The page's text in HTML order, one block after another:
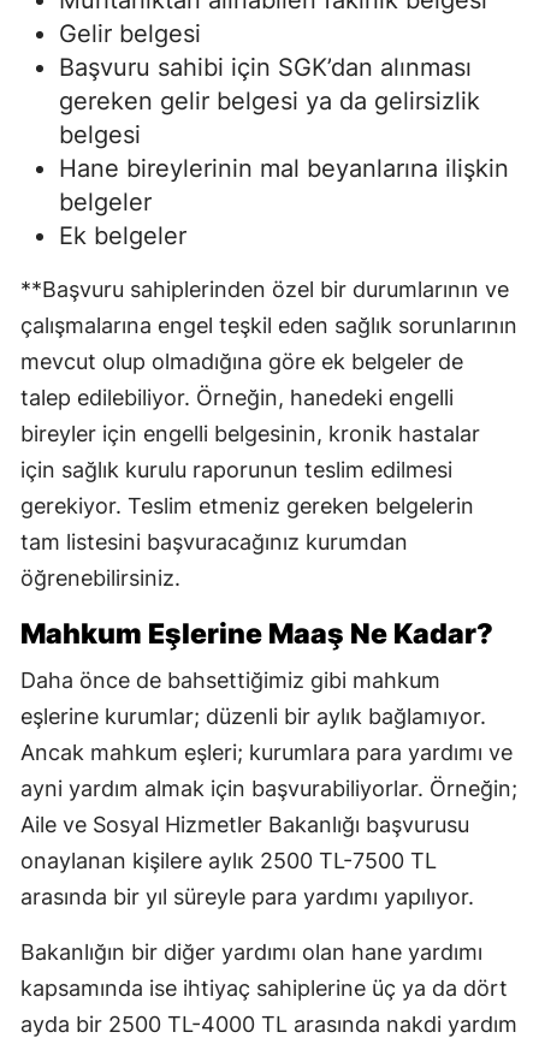
Gelir belgesi
Başvuru sahibi için SGK’dan alınması
gereken gelir belgesi ya da gelirsizlik
belgesi
Hane bireylerinin mal beyanlarına ilişkin
belgeler
Ek belgeler
**Başvuru sahiplerinden özel bir durumlarının ve
çalışmalarına engel teşkil eden sağlık sorunlarının
mevcut olup olmadığına göre ek belgeler de
talep edilebiliyor. Örneğin, hanedeki engelli
bireyler için engelli belgesinin, kronik hastalar
için sağlık kurulu raporunun teslim edilmesi
gerekiyor. Teslim etmeniz gereken belgelerin
tam listesini başvuracağınız kurumdan
öğrenebilirsiniz.
Mahkum Eşlerine Maaş Ne Kadar?
Daha önce de bahsettiğimiz gibi mahkum
eşlerine kurumlar; düzenli bir aylık bağlamıyor.
Ancak mahkum eşleri; kurumlara para yardımı ve
ayni yardım almak için başvurabiliyorlar. Örneğin;
Aile ve Sosyal Hizmetler Bakanlığı başvurusu
onaylanan kişilere aylık 2500 TL-7500 TL
arasında bir yıl süreyle para yardımı yapılıyor.
Bakanlığın bir diğer yardımı olan hane yardımı
kapsamında ise ihtiyaç sahiplerine üç ya da dört
ayda bir 2500 TL-4000 TL arasında nakdi yardım